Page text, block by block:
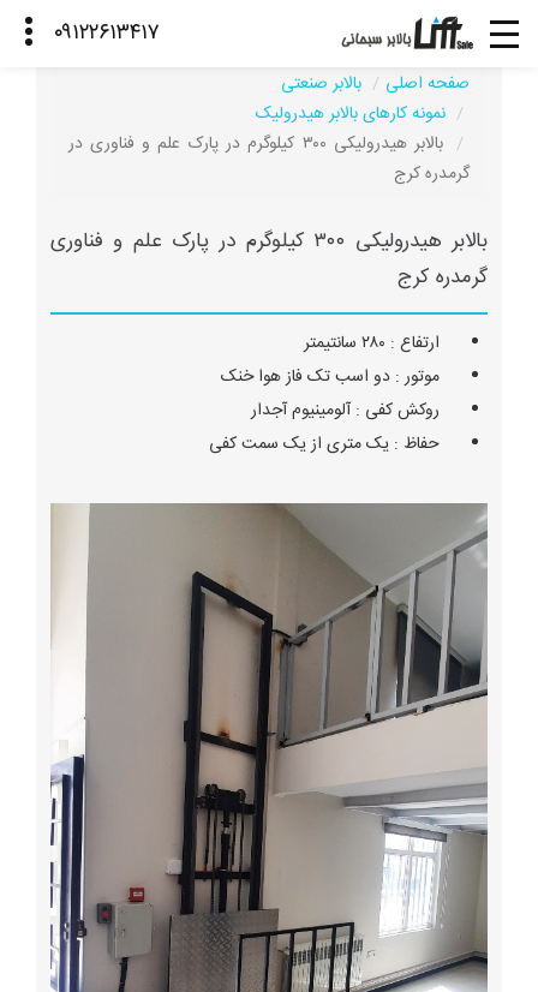
صفحه اصلی
بالابر صنعتی
نمونه کارهای بالابر هیدرولیک
بالابر هیدرولیکی ۳۰۰ کیلوگرم در پارک علم و فناوری در
گرمدره کرج
بالابر هیدرولیکی ۳۰۰ کیلوگرم در پارک علم و فناوری
گرمدره کرج
ارتفاع : ۲۸۰ سانتیمتر
موتور : دو اسب تک فاز هوا خنک
روکش کفی : آلومینیوم آجدار
حفاظ : یک متری از یک سمت کفی